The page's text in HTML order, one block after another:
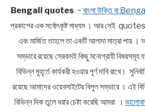
Bengali quotes~ বাংলা উক্তি বা
প্রকাশের এক সর্বোৎকৃষ্ট মাধ্যম । আর সেই quotes
এবং মার্জিত তাহলে তা একটি আলাদা মাত্রা পায় ।
সম্ভারে রয়েছে সেরকমই কিছু মনোগ্রাহী বিষয়সমূহ
বিভিন্ন মুহূর্তে কার্যকরী হওয়ার পূর্ণ দাবি রাখে।
রয়েছে আমাদের ওয়েবসাইটের বিপুল সম্ভারে । এই
বিভিন্ন দিক তুলে ধরার চেষ্টা করেছি আমরা ।